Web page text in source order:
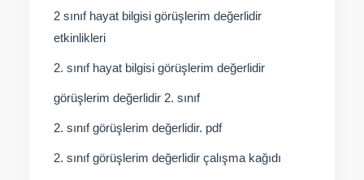
2 sınıf hayat bilgisi görüşlerim değerlidir
etkinlikleri
2. sınıf hayat bilgisi görüşlerim değerlidir
görüşlerim değerlidir 2. sınıf
2. sınıf görüşlerim değerlidir. pdf
2. sınıf görüşlerim değerlidir çalışma kağıdı